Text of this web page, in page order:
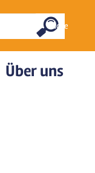
Suche
Über uns